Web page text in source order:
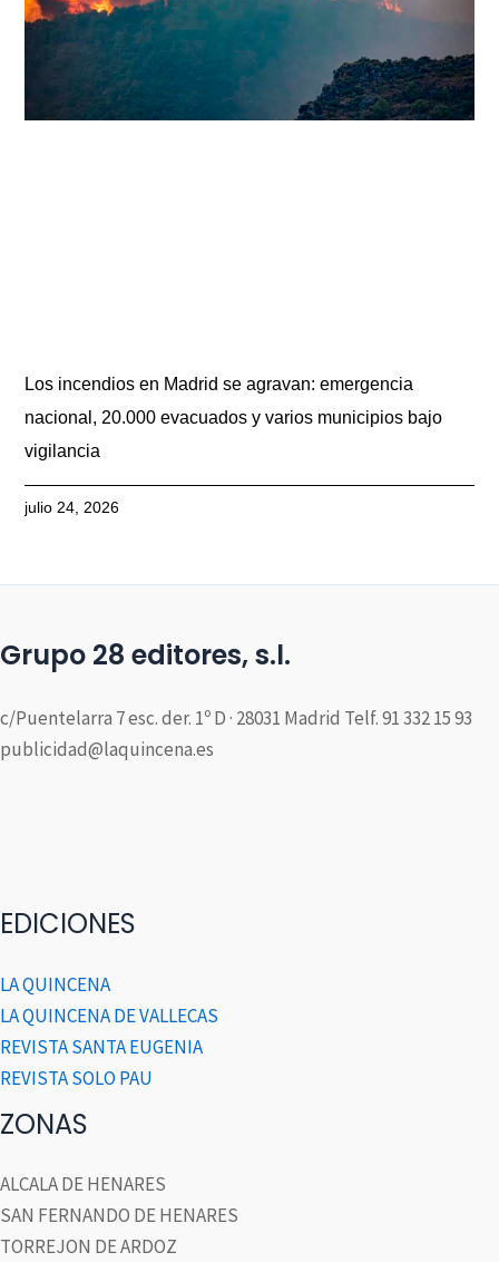
Los incendios en Madrid se agravan: emergencia
nacional, 20.000 evacuados y varios municipios bajo
vigilancia
julio 24, 2026
Grupo 28 editores, s.l.
c/Puentelarra 7 esc. der. 1º D · 28031 Madrid Telf. 91 332 15 93
publicidad@laquincena.es
EDICIONES
LA QUINCENA
LA QUINCENA DE VALLECAS
REVISTA SANTA EUGENIA
REVISTA SOLO PAU
ZONAS
ALCALA DE HENARES
SAN FERNANDO DE HENARES
TORREJON DE ARDOZ